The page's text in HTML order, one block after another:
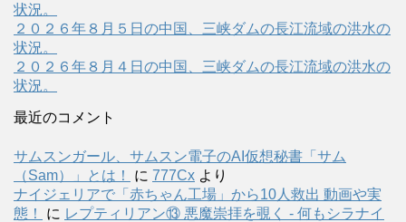
状況。
２０２６年８月５日の中国、三峡ダムの長江流域の洪水の
状況。
２０２６年８月４日の中国、三峡ダムの長江流域の洪水の
状況。
最近のコメント
サムスンガール、サムスン電子のAI仮想秘書「サム
（Sam）」とは！
に 777Cx より
ナイジェリアで「赤ちゃん工場」から10人救出 動画や実
態！
に レプティリアン⑬ 悪魔崇拝を覗く - 何もシラナイ